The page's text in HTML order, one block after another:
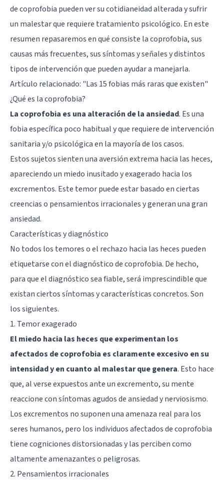
de coprofobia pueden ver su cotidianeidad alterada y sufrir
un malestar que requiere tratamiento psicológico. En este
resumen repasaremos en qué consiste la coprofobia, sus
causas más frecuentes, sus síntomas y señales y distintos
tipos de intervención que pueden ayudar a manejarla.
Artículo relacionado: "Las 15 fobias más raras que existen"
¿Qué es la coprofobia?
La coprofobia es una alteración de la ansiedad. Es una
fobia específica poco habitual y que requiere de intervención
sanitaria y/o psicológica en la mayoría de los casos.
Estos sujetos sienten una aversión extrema hacia las heces,
apareciendo un miedo inusitado y exagerado hacia los
excrementos. Este temor puede estar basado en ciertas
creencias o pensamientos irracionalesy generan una gran
ansiedad.
Características y diagnóstico
No todos los temores o el rechazo hacia las heces pueden
etiquetarse con el diagnóstico de coprofobia. De hecho,
para que el diagnóstico sea fiable, será imprescindible que
existan ciertos síntomas y características concretos. Son
los siguientes.
1. Temor exagerado
El miedo hacia las heces que experimentan los
afectados de coprofobia es claramente excesivo en su
intensidad y en cuanto al malestar que genera. Esto hace
que, al verse expuestos ante un excremento, su mente
reaccione con síntomas agudos de ansiedad y nerviosismo.
Los excrementos no suponen una amenaza real para los
seres humanos, pero los individuos afectados de coprofobia
tiene cogniciones distorsionadas y las perciben como
altamente amenazantes o peligrosas.
2. Pensamientos irracionales